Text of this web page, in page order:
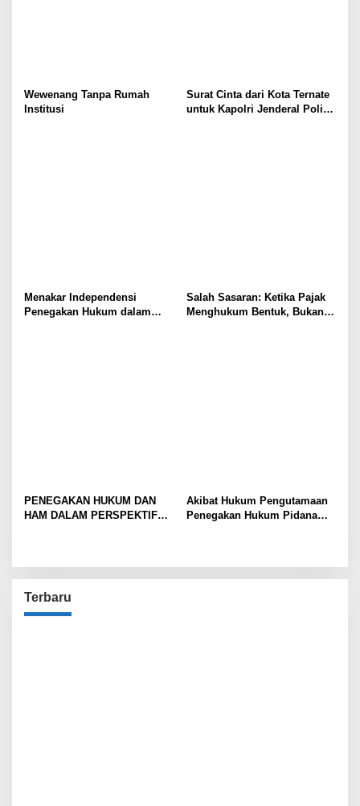
Wewenang Tanpa Rumah
Institusi
Surat Cinta dari Kota Ternate
untuk Kapolri Jenderal Polisi
Menakar Independensi
Penegakan Hukum dalam
Salah Sasaran: Ketika Pajak
Menghukum Bentuk, Bukan
PENEGAKAN HUKUM DAN
HAM DALAM PERSPEKTIF
Akibat Hukum Pengutamaan
Penegakan Hukum Pidana
Terbaru